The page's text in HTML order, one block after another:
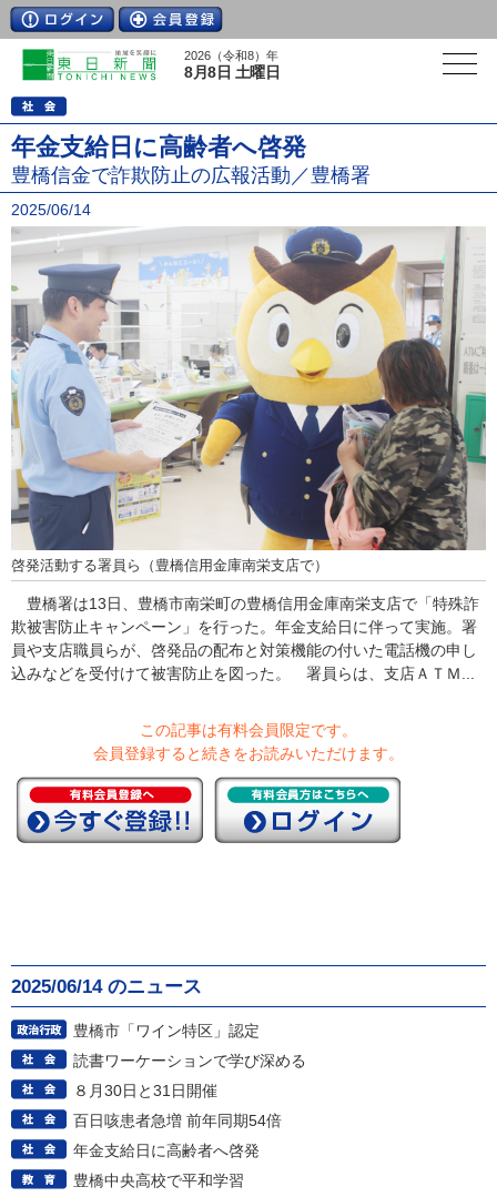
2026（令和8）年
8月8日 土曜日
年金支給日に高齢者へ啓発
豊橋信金で詐欺防止の広報活動／豊橋署
2025/06/14
啓発活動する署員ら（豊橋信用金庫南栄支店で）
豊橋署は13日、豊橋市南栄町の豊橋信用金庫南栄支店で「特殊詐
欺被害防止キャンペーン」を行った。年金支給日に伴って実施。署
員や支店職員らが、啓発品の配布と対策機能の付いた電話機の申し
込みなどを受付けて被害防止を図った。 署員らは、支店ＡＴＭ...
この記事は有料会員限定です。
会員登録すると続きをお読みいただけます。
2025/06/14 のニュース
豊橋市「ワイン特区」認定
読書ワーケーションで学び深める
８月30日と31日開催
百日咳患者急増 前年同期54倍
年金支給日に高齢者へ啓発
豊橋中央高校で平和学習